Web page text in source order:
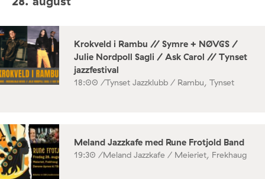
Krokveld i Rambu // Symre + NØVGS /
Julie Nordpoll Sagli / Ask Carol // Tynset
jazzfestival
18:00 /Tynset Jazzklubb / Rambu, Tynset
Meland Jazzkafe med Rune Frotjold Band
19:30 /Meland Jazzkafe / Meieriet, Frekhaug